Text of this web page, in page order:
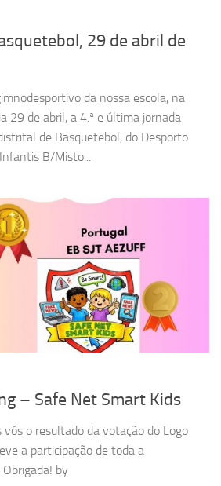
29 de abril de
da nossa escola, na
29 de abril, a 4.ª e última jornada
de Basquetebol, do Desporto
B/Misto...
– Safe Net Smart Kids
o resultado da votação do Logo
a participação de toda a
by